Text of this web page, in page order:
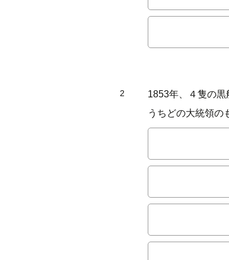
2
1853年、４隻の
うちどの大統領の